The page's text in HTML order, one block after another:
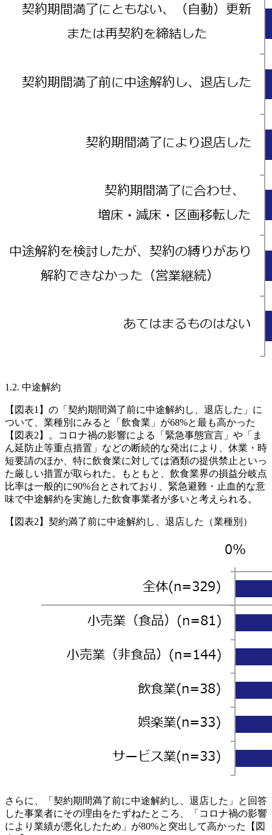
1.2. 中途解約
【図表1】の「契約期間満了前に中途解約し、退店した」に
ついて、業種別にみると「飲食業」が68%と最も高かった
【図表2】。コロナ禍の影響による「緊急事態宣言」や「ま
ん延防止等重点措置」などの断続的な発出により、休業・時
短要請のほか、特に飲食業に対しては酒類の提供禁止といっ
た厳しい措置が取られた。もともと、飲食業界の損益分岐点
比率は一般的に90%台とされており、緊急避難・止血的な意
味で中途解約を実施した飲食事業者が多いと考えられる。
【図表2】契約満了前に中途解約し、退店した（業種別）
さらに、「契約期間満了前に中途解約し、退店した」と回答
した事業者にその理由をたずねたところ、「コロナ禍の影響
により業績が悪化したため」が80%と突出して高かった【図